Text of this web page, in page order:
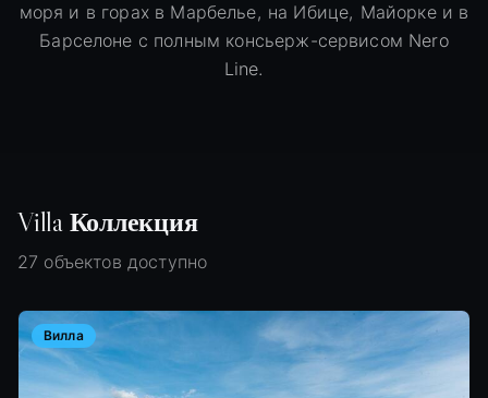
моря и в горах в Марбелье, на Ибице, Майорке и в
Барселоне с полным консьерж-сервисом Nero
Line.
Villa Коллекция
27 объектов доступно
Вилла